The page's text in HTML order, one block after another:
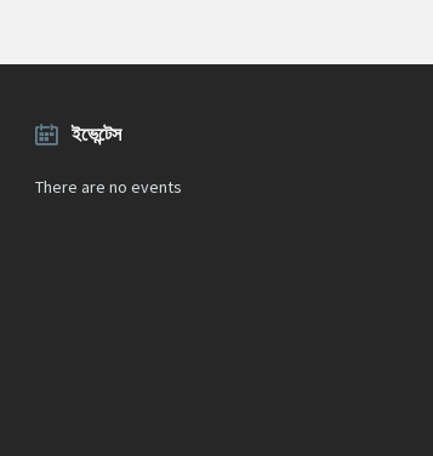
ইভেন্টেস
There are no events